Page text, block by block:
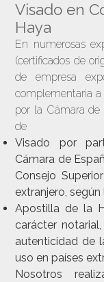
Visado en
Haya
En numerosas
(certificados de
de empresa
complementaria
por la Cámara de
de
Visado por
Cámara de
Consejo
extranjero, según
Apostilla de la
carácter
autenticidad de
uso en países
Nosotros